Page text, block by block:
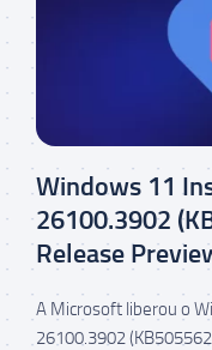
Windows 11
26100.3902
Release
A Microsoft liberou o
26100.3902